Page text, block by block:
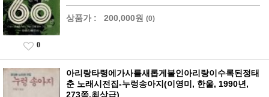
상품가 : 200,000원 (0)
0
아리랑타령에가사를새롭게붙인아리랑이수록된정태
춘 노래시전집-누렁송아지(이영미, 한울, 1990년,
273쪽,최상급)